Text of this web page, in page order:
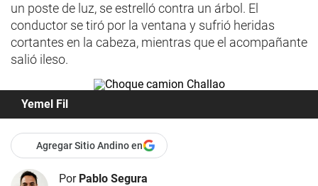
un poste de luz, se estrelló contra un árbol. El
conductor se tiró por la ventana y sufrió heridas
cortantes en la cabeza, mientras que el acompañante
salió ileso.
Yemel Fil
Agregar Sitio Andino en
Por Pablo Segura